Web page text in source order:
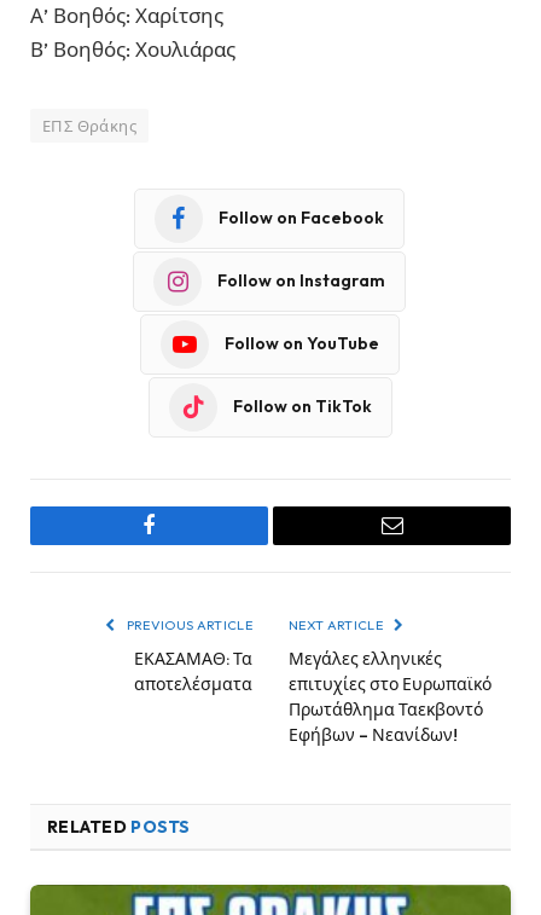
Α’ Βοηθός: Χαρίτσης
Β’ Βοηθός: Χουλιάρας
ΕΠΣ Θράκης
Follow on Facebook
Follow on Instagram
Follow on YouTube
Follow on TikTok
Facebook Email
PREVIOUS ARTICLE
ΕΚΑΣΑΜΑΘ: Τα
αποτελέσματα
NEXT ARTICLE
Μεγάλες ελληνικές
επιτυχίες στο Ευρωπαϊκό
Πρωτάθλημα Ταεκβοντό
Εφήβων – Νεανίδων!
RELATED POSTS